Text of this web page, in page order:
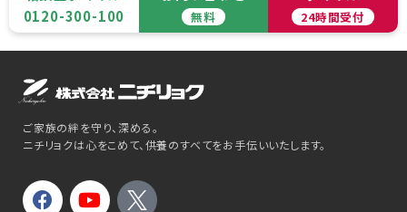
0120-300-100
無料 24時間受付
ご家族の絆を守り、深める。
ニチリョクは心をこめて、供養のすべてをお手伝いいたします。